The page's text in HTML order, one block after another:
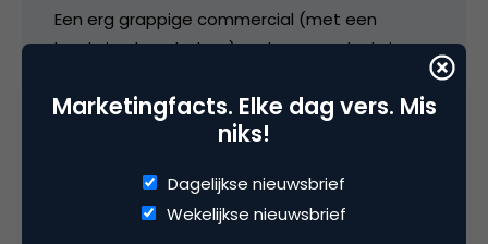
Een erg grappige commercial (met een
krachtige boodschap), wel wat omslachtig
pakken natuurlijk. 😉 Op YouTube geeft de
maker van dit filmpje aan dat de retoucher er
Enne, nette foto’s Carl..
Marketingfacts. Elke dag vers. Mis
niks!
Dagelijkse nieuwsbrief
Wekelijkse nieuwsbrief